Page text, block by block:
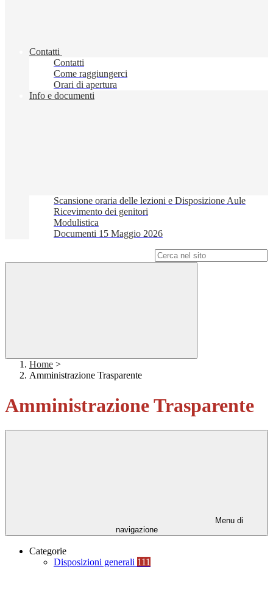
Contatti
Contatti
Come raggiungerci
Orari di apertura
Info e documenti
Scansione oraria delle lezioni e Disposizione Aule
Ricevimento dei genitori
Modulistica
Documenti 15 Maggio 2026
Home >
Amministrazione Trasparente
Amministrazione Trasparente
Menu di
navigazione
Categorie
Disposizioni generali 111